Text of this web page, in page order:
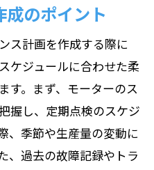
のポイント
ス計画を作成する際に
ケジュールに合わせた柔
す。まず、モーターのス
握し、定期点検のスケジ
、季節や生産量の変動に
、過去の故障記録やトラ